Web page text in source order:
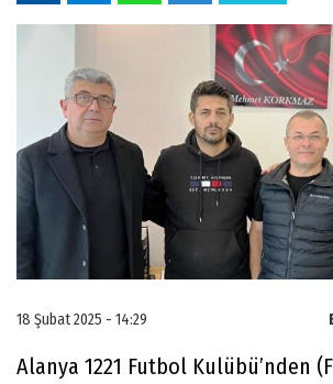
18 Şubat 2025 - 14:29
Alanya 1221 Futbol Kulübü’nden